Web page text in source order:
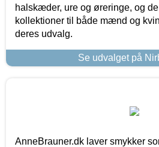
halskæder, ure og øreringe, og
kollektioner til både mænd og
deres udvalg.
Se udvalget på
AnneBrauner.dk laver smykker